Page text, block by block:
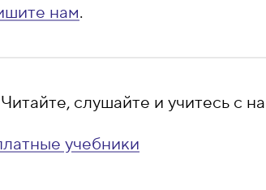
нам.
слушайте и учитесь с
учебники